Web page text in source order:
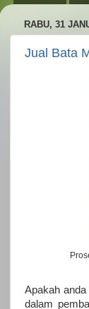
RABU, 31
Jual Bata
Apakah
dalam